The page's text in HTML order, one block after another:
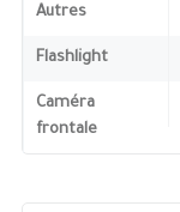
Autres
Flashlight
Caméra
frontale